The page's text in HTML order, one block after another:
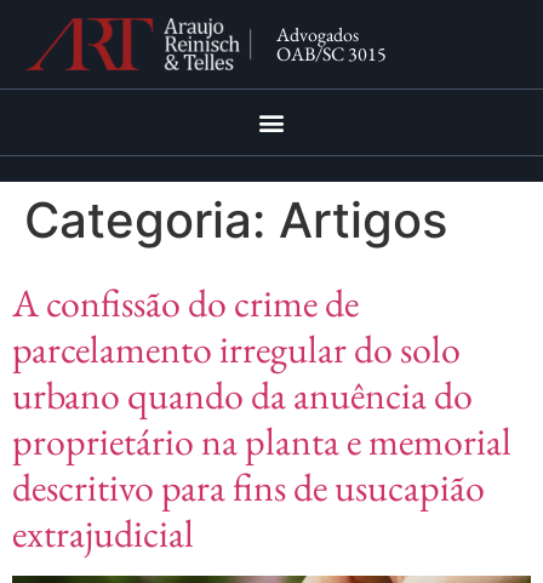
Advogados
OAB/SC 3015
Categoria: Artigos
A confissão do crime de
parcelamento irregular do solo
urbano quando da anuência do
proprietário na planta e memorial
descritivo para fins de usucapião
extrajudicial